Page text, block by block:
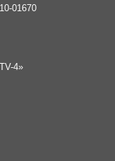
01670
4»